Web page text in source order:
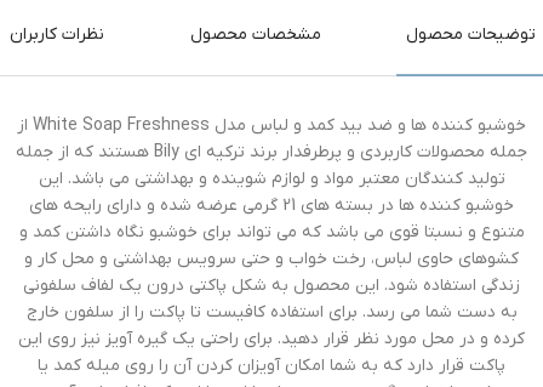
توضیحات محصول مشخصات محصول نظرات کاربران
خوشبو کننده ها و ضد بید کمد و لباس مدل White Soap Freshness از
جمله محصولات کاربردی و پرطرفدار برند ترکیه ای Bily هستند که از جمله
تولید کنندگان معتبر مواد و لوازم شوینده و بهداشتی می باشد. این
خوشبو کننده ها در بسته های 21 گرمی عرضه شده و دارای رایحه های
متنوع و نسبتا قوی می باشد که می تواند برای خوشبو نگاه داشتن کمد و
کشوهای حاوی لباس، رخت خواب و حتی سرویس بهداشتی و محل کار و
زندگی استفاده شود. این محصول به شکل پاکتی درون یک لفاف سلفونی
به دست شما می رسد. برای استفاده کافیست تا پاکت را از سلفون خارج
کرده و در محل مورد نظر قرار دهید. برای راحتی یک گیره آویز نیز روی این
پاکت قرار دارد که به شما امکان آویزان کردن آن را روی میله کمد یا